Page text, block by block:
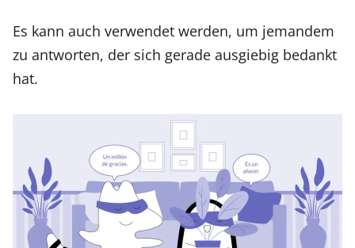
Es kann auch verwendet werden, um jemandem
zu antworten, der sich gerade ausgiebig bedankt
hat.